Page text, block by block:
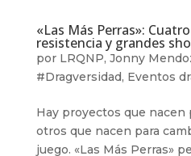
«Las Más Perras»:
resistencia y grandes
por LRQNP, Jonny
#Dragversidad, Eventos
Hay proyectos que
otros que nacen para
juego. «Las Más Perras»